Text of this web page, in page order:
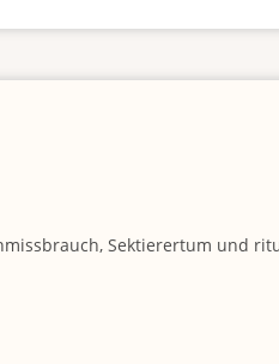
Sektierertum und